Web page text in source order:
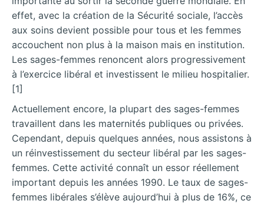
effet, avec la création de la Sécurité sociale, l’accès
aux soins devient possible pour tous et les femmes
accouchent non plus à la maison mais en institution.
Les sages-femmes renoncent alors progressivement
à l’exercice libéral et investissent le milieu hospitalier.
[1]
Actuellement encore, la plupart des sages-femmes
travaillent dans les maternités publiques ou privées.
Cependant, depuis quelques années, nous assistons à
un réinvestissement du secteur libéral par les sages-
femmes. Cette activité connaît un essor réellement
important depuis les années 1990. Le taux de sages-
femmes libérales s’élève aujourd’hui à plus de 16%, ce